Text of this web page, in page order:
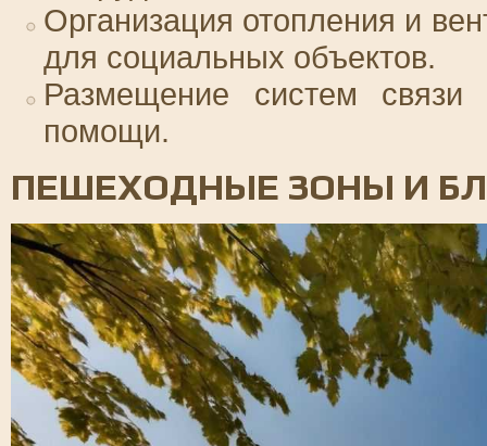
Организация отопления и
для социальных объектов.
Размещение систем связи
помощи.
ПЕШЕХОДНЫЕ ЗОНЫ И